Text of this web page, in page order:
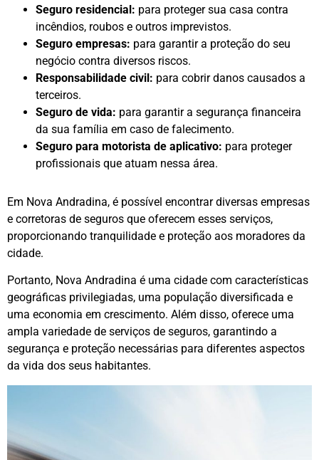
Seguro residencial: para proteger sua casa contra
incêndios, roubos e outros imprevistos.
Seguro empresas: para garantir a proteção do seu
negócio contra diversos riscos.
Responsabilidade civil: para cobrir danos causados a
terceiros.
Seguro de vida: para garantir a segurança financeira
da sua família em caso de falecimento.
Seguro para motorista de aplicativo: para proteger
profissionais que atuam nessa área.
Em Nova Andradina, é possível encontrar diversas empresas
e corretoras de seguros que oferecem esses serviços,
proporcionando tranquilidade e proteção aos moradores da
cidade.
Portanto, Nova Andradina é uma cidade com características
geográficas privilegiadas, uma população diversificada e
uma economia em crescimento. Além disso, oferece uma
ampla variedade de serviços de seguros, garantindo a
segurança e proteção necessárias para diferentes aspectos
da vida dos seus habitantes.